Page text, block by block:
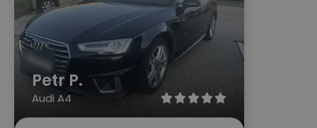
 
Petr P.
Audi A4